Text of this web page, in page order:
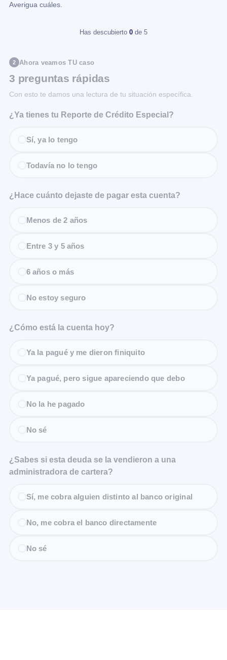
Averigua cuáles.
Has descubierto 0 de 5
2 Ahora veamos TU caso
3 preguntas rápidas
Con esto te damos una lectura de tu situación específica.
¿Ya tienes tu Reporte de Crédito Especial?
Sí, ya lo tengo
Todavía no lo tengo
¿Hace cuánto dejaste de pagar esta cuenta?
Menos de 2 años
Entre 3 y 5 años
6 años o más
No estoy seguro
¿Cómo está la cuenta hoy?
Ya la pagué y me dieron finiquito
Ya pagué, pero sigue apareciendo que debo
No la he pagado
No sé
¿Sabes si esta deuda se la vendieron a una
administradora de cartera?
Sí, me cobra alguien distinto al banco original
No, me cobra el banco directamente
No sé